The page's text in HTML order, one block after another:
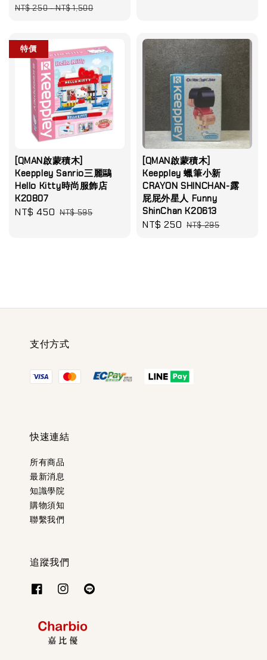
price
NT$ 250-NT$ 1,500
特價
[QMAN啟蒙積木]
Keeppley Sanrio三麗鷗
Hello Kitty時尚服飾店
K20807
Sale
NT$ 450 Regular
NT$ 595
[QMAN啟蒙積木]
Keeppley 蠟筆小新
CRAYON SHINCHAN-露
屁屁外星人 Funny
ShinChan K20613
Sale
NT$ 250 Regular
NT$ 295
支付方式
快速連結
所有商品
最新消息
知識學院
購物須知
聯繫我們
追蹤我們